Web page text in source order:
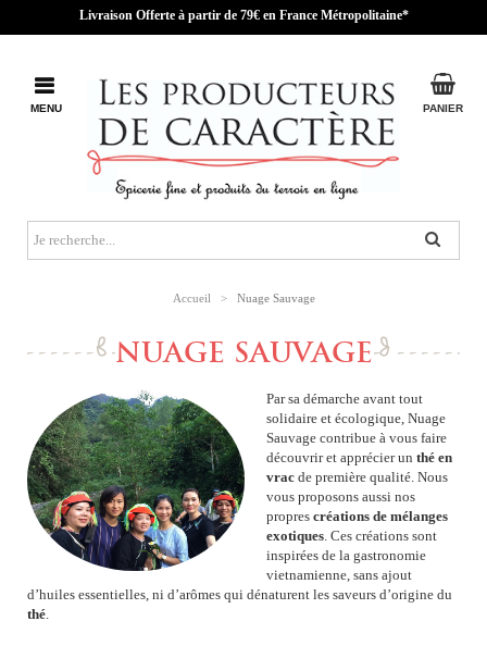
Livraison Offerte à partir de 79€ en France Métropolitaine*
PANIER
MENU
Accueil > Nuage Sauvage
NUAGE SAUVAGE
Par sa démarche avant tout
solidaire et écologique, Nuage
Sauvage contribue à vous faire
découvrir et apprécier un thé en
vrac de première qualité. Nous
vous proposons aussi nos
propres créations de mélanges
exotiques . Ces créations sont
inspirées de la gastronomie
vietnamienne, sans ajout
d’huiles essentielles, ni d’arômes qui dénaturent les saveurs d’origine du
thé